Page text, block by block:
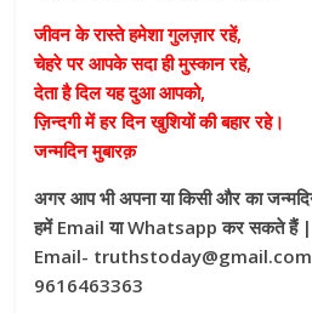
जीवन के रास्ते हमेशा गुलज़ार रहें,
चेहरे पर आपके सदा ही मुस्कान रहे,
देता है दिल यह दुआ आपको,
ज़िन्दगी में हर दिन खुशियों की बहार रहे।
जन्मदिन मुबारक़
अगर आप भी अपना या किसी और का
हमें Email या Whatsapp कर सकते हैं |
Email-
9616463363